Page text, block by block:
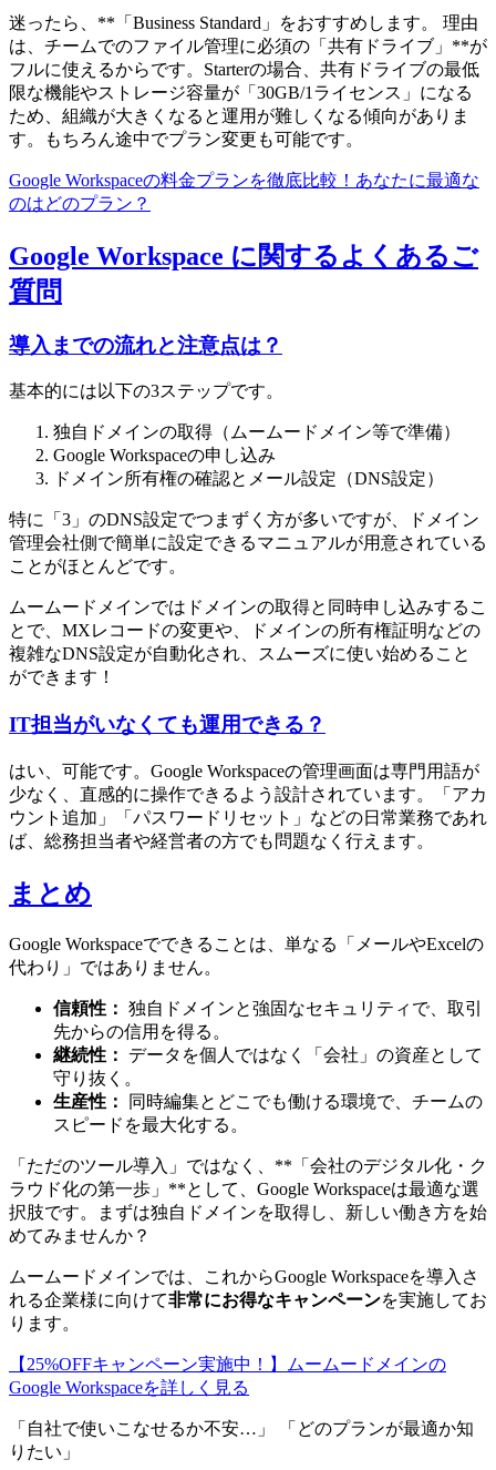
迷ったら、**「Business Standard」をおすすめします。 理由
は、チームでのファイル管理に必須の「共有ドライブ」**が
フルに使えるからです。Starterの場合、共有ドライブの最低
限な機能やストレージ容量が「30GB/1ライセンス」になる
ため、組織が大きくなると運用が難しくなる傾向がありま
す。もちろん途中でプラン変更も可能です。
Google Workspaceの料金プランを徹底比較！あなたに最適な
のはどのプラン？
Google Workspace に関するよくあるご
質問
導入までの流れと注意点は？
基本的には以下の3ステップです。
独自ドメインの取得（ムームードメイン等で準備）
Google Workspaceの申し込み
ドメイン所有権の確認とメール設定（DNS設定）
特に「3」のDNS設定でつまずく方が多いですが、ドメイン
管理会社側で簡単に設定できるマニュアルが用意されている
ことがほとんどです。
ムームードメインではドメインの取得と同時申し込みするこ
とで、MXレコードの変更や、ドメインの所有権証明などの
複雑なDNS設定が自動化され、スムーズに使い始めること
ができます！
IT担当がいなくても運用できる？
はい、可能です。Google Workspaceの管理画面は専門用語が
少なく、直感的に操作できるよう設計されています。「アカ
ウント追加」「パスワードリセット」などの日常業務であれ
ば、総務担当者や経営者の方でも問題なく行えます。
まとめ
Google Workspaceでできることは、単なる「メールやExcelの
代わり」ではありません。
信頼性： 独自ドメインと強固なセキュリティで、取引
先からの信用を得る。
継続性：
データを個人ではなく「会社」の資産として
守り抜く。
生産性：
同時編集とどこでも働ける環境で、チームの
スピードを最大化する。
「ただのツール導入」ではなく、**「会社のデジタル化・ク
ラウド化の第一歩」**として、Google Workspaceは最適な選
択肢です。まずは独自ドメインを取得し、新しい働き方を始
めてみませんか？
ムームードメインでは、これからGoogle Workspaceを導入さ
れる企業様に向けて非常にお得なキャンペーンを実施してお
ります。
【25%OFFキャンペーン実施中！】ムームードメインの
Google Workspaceを詳しく見る
「自社で使いこなせるか不安…」 「どのプランが最適か知
りたい」